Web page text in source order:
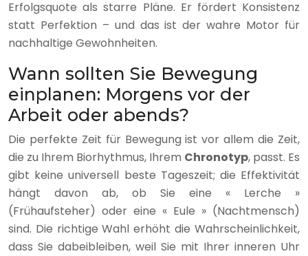
Erfolgsquote als starre Pläne. Er fördert Konsistenz
statt Perfektion – und das ist der wahre Motor für
nachhaltige Gewohnheiten.
Wann sollten Sie Bewegung
einplanen: Morgens vor der
Arbeit oder abends?
Die perfekte Zeit für Bewegung ist vor allem die Zeit,
die zu Ihrem Biorhythmus, Ihrem Chronotyp, passt. Es
gibt keine universell beste Tageszeit; die Effektivität
hängt davon ab, ob Sie eine « Lerche »
(Frühaufsteher) oder eine « Eule » (Nachtmensch)
sind. Die richtige Wahl erhöht die Wahrscheinlichkeit,
dass Sie dabeibleiben, weil Sie mit Ihrer inneren Uhr